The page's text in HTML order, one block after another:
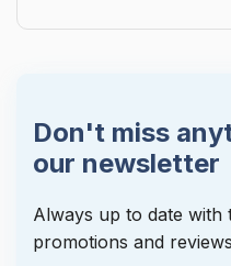
Don't miss
our newsletter
Always up to date with
promotions and